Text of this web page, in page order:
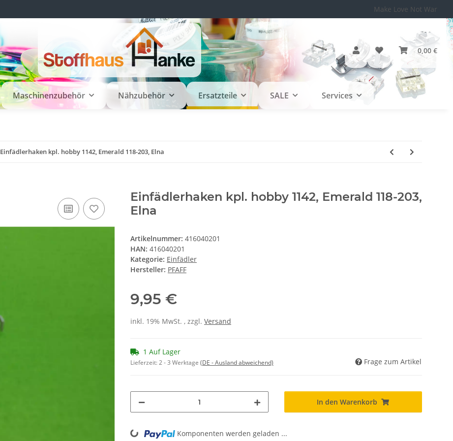
Make Love Not War
0,00 €
Maschinenzubehör Nähzubehör Ersatzteile SALE Services
Einfädlerhaken kpl. hobby 1142, Emerald 118-203, Elna
Einfädlerhaken kpl. hobby 1142, Emerald 118-203,
Elna
Artikelnummer: 416040201
HAN: 416040201
Kategorie: Einfädler
Hersteller: PFAFF
9,95 €
inkl. 19% MwSt. , zzgl. Versand
1 Auf Lager
Lieferzeit:2 - 3 Werktage (DE - Ausland abweichend) Frage zum Artikel
In den Warenkorb
Loading... Komponenten werden geladen ...